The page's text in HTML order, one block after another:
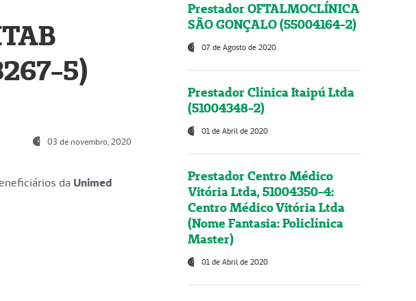
5)
03 de novembro, 2020
da Unimed
Prestador OFTALMOCLÍNICA
SÃO GONÇALO (55004164-2)
07 de Agosto de 2020
Prestador Clínica Itaipú Ltda
(51004348-2)
01 de Abril de 2020
Prestador Centro Médico
Vitória Ltda, 51004350-4:
Centro Médico Vitória Ltda
(Nome Fantasia: Policlínica
Master)
01 de Abril de 2020